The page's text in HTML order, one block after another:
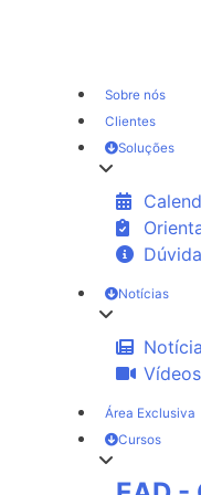
Sobre nós
Clientes
Soluções
Notícias
Vídeos
Área Exclusiva
Cursos